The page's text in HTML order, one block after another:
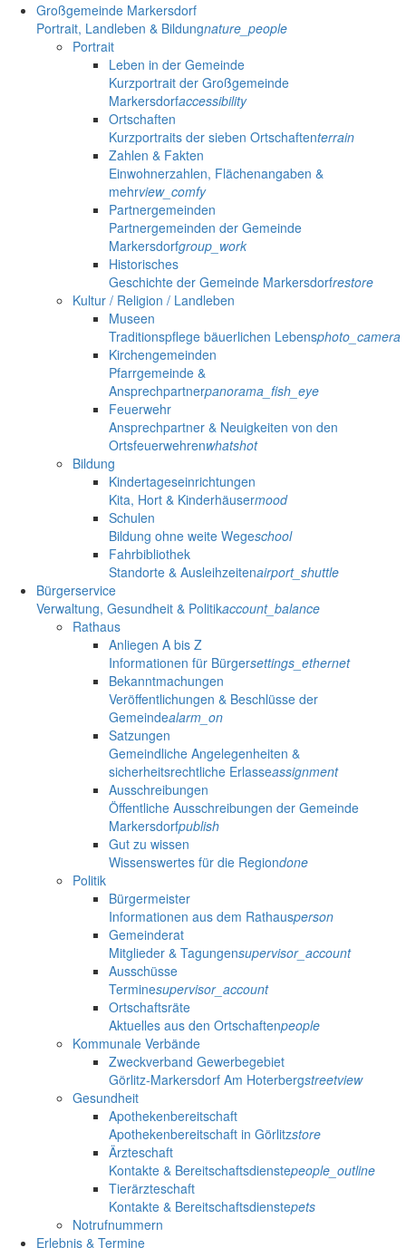
Großgemeinde Markersdorf
Portrait, Landleben & Bildungnature_people
Portrait
Leben in der Gemeinde
Kurzportrait der Großgemeinde
Markersdorfaccessibility
Ortschaften
Kurzportraits der sieben Ortschaftenterrain
Zahlen & Fakten
Einwohnerzahlen, Flächenangaben &
mehrview_comfy
Partnergemeinden
Partnergemeinden der Gemeinde
Markersdorfgroup_work
Historisches
Geschichte der Gemeinde Markersdorfrestore
Kultur / Religion / Landleben
Museen
Traditionspflege bäuerlichen Lebensphoto_camera
Kirchengemeinden
Pfarrgemeinde &
Ansprechpartnerpanorama_fish_eye
Feuerwehr
Ansprechpartner & Neuigkeiten von den
Ortsfeuerwehrenwhatshot
Bildung
Kindertageseinrichtungen
Kita, Hort & Kinderhäusermood
Schulen
Bildung ohne weite Wegeschool
Fahrbibliothek
Standorte & Ausleihzeitenairport_shuttle
Bürgerservice
Verwaltung, Gesundheit & Politikaccount_balance
Rathaus
Anliegen A bis Z
Informationen für Bürgersettings_ethernet
Bekanntmachungen
Veröffentlichungen & Beschlüsse der
Gemeindealarm_on
Satzungen
Gemeindliche Angelegenheiten &
sicherheitsrechtliche Erlasseassignment
Ausschreibungen
Öffentliche Ausschreibungen der Gemeinde
Markersdorfpublish
Gut zu wissen
Wissenswertes für die Regiondone
Politik
Bürgermeister
Informationen aus dem Rathausperson
Gemeinderat
Mitglieder & Tagungensupervisor_account
Ausschüsse
Terminesupervisor_account
Ortschaftsräte
Aktuelles aus den Ortschaftenpeople
Kommunale Verbände
Zweckverband Gewerbegebiet
Görlitz-Markersdorf Am Hoterbergstreetview
Gesundheit
Apothekenbereitschaft
Apothekenbereitschaft in Görlitzstore
Ärzteschaft
Kontakte & Bereitschaftsdienstepeople_outline
Tierärzteschaft
Kontakte & Bereitschaftsdienstepets
Notrufnummern
Erlebnis & Termine